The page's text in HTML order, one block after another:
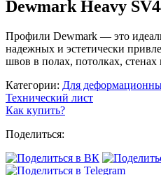
Dewmark Heavy
Профили Dewmark — это
надежных и эстетически
швов в полах, потолках, стенах
Категории: Для
Технический лист
Как купить?
Поделиться: